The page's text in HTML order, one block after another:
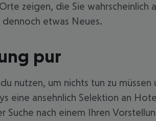
zeigen, die Sie
etwas Neues.
pur
nutzen, um nichts tun zu
eine ansehnlich Selektion an
Suche nach einem Ihren